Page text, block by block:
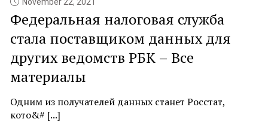
Федеральная налоговая служба
стала поставщиком данных для
других ведомств РБК – Все
материалы
Одним из получателей данных станет Росстат,
кото&# [...]